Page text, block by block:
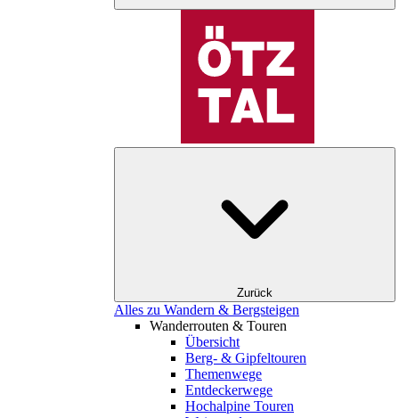
Zurück
Alles zu Wandern & Bergsteigen
Wanderrouten & Touren
Übersicht
Berg- & Gipfeltouren
Themenwege
Entdeckerwege
Hochalpine Touren